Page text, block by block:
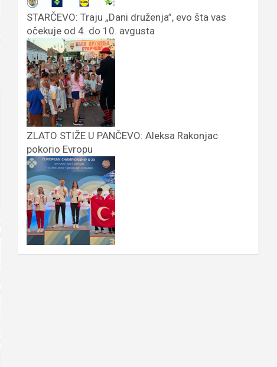
STARČEVO: Traju „Dani druženja”, evo šta vas
očekuje od 4. do 10. avgusta
ZLATO STIŽE U PANČEVO: Aleksa Rakonjac
pokorio Evropu